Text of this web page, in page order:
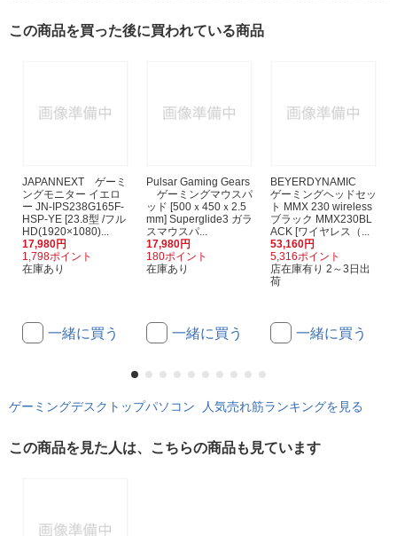
この商品を買った後に買われている商品
JAPANNEXT ゲーミ
ングモニター イエロ
ー JN-IPS238G165F-
HSP-YE [23.8型 /フル
HD(1920×1080)...
17,980円
1,798ポイント
在庫あり
一緒に買う
Pulsar Gaming Gears
ゲーミングマウスパ
ッド [500ｘ450ｘ2.5
mm] Superglide3 ガラ
スマウスパ...
17,980円
180ポイント
在庫あり
一緒に買う
BEYERDYNAMIC
ゲーミングヘッドセッ
ト MMX 230 wireless
ブラック MMX230BL
ACK [ワイヤレス（...
53,160円
5,316ポイント
店在庫有り 2～3日出
荷
一緒に買う
ゲーミングデスクトップパソコン 人気売れ筋ランキングを見る
この商品を見た人は、こちらの商品も見ています